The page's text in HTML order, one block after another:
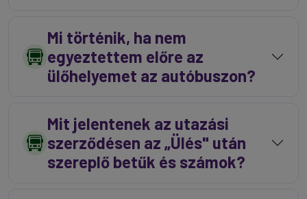
Mi történik, ha nem
egyeztettem előre az
ülőhelyemet az autóbuszon?
Mit jelentenek az utazási
szerződésen az „Ülés" után
szereplő betűk és számok?